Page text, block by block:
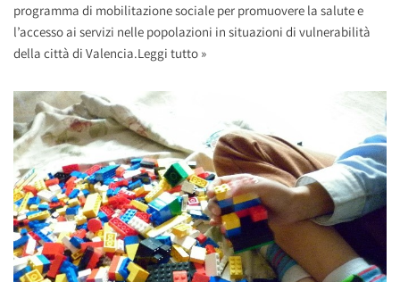
programma di mobilitazione sociale per promuovere la salute e
l’accesso ai servizi nelle popolazioni in situazioni di vulnerabilità
della città di Valencia.Leggi tutto »